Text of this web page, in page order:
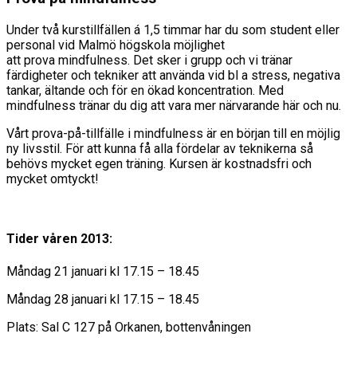
Under två kurstillfällen á 1,5 timmar har du som student eller
personal vid Malmö högskola möjlighet
att prova mindfulness. Det sker i grupp och vi tränar
färdigheter och tekniker att använda vid bl a stress, negativa
tankar, ältande och för en ökad koncentration. Med
mindfulness tränar du dig att vara mer närvarande här och nu.
Vårt prova-på-tillfälle i mindfulness är en början till en möjlig
ny livsstil. För att kunna få alla fördelar av teknikerna så
behövs mycket egen träning. Kursen är kostnadsfri och
mycket omtyckt!
Tider våren 2013:
Måndag 21 januari kl 17.15 – 18.45
Måndag 28 januari kl 17.15 – 18.45
Plats: Sal C 127 på Orkanen, bottenvåningen